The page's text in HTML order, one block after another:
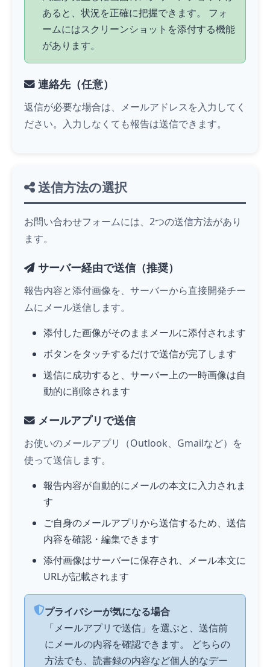
あると、状況を正確に把握できます。 フォ
ームにはスクリーンショットを添付する機能
があります。
連絡先（任意）
返信が必要な場合は、メールアドレスを入力してく
ださい。入力しなくても報告は送信できます。
送信方法の選択
お問い合わせフォームには、2つの送信方法があり
ます。
サーバー経由で送信（推奨）
報告内容と添付画像を、サーバーから直接開発チー
ムにメール送信します。
添付した画像がそのままメールに添付されます
ボタンをタッチするだけで送信が完了します
送信に成功すると、サーバー上の一時画像は自
動的に削除されます
メールアプリで送信
お使いのメールアプリ（Outlook、Gmailなど）を
使って送信します。
報告内容が自動的にメールの本文に入力されま
す
ご自身のメールアプリから送信するため、送信
内容を確認・編集できます
添付画像はサーバーに保存され、メール本文に
URLが記載されます
プライバシーが気になる場合
「メールアプリで送信」を選ぶと、送信前
にメールの内容を確認できます。 どちらの
方法でも、読書録の内容など個人的なデー